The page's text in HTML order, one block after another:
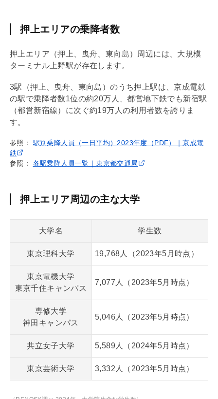
押上エリアの乗降者数
押上エリア（押上、曳舟、東向島）周辺には、大規模
ターミナル上野駅が存在します。
3駅（押上、曳舟、東向島）のうち押上駅は、京成電鉄
の駅で乗降者数1位の約20万人、都営地下鉄でも新宿駅
（都営新宿線）に次ぐ約19万人の利用者数を誇りま
す。
参照： 駅別乗降人員（一日平均）2023年度（PDF）｜京成電
鉄
参照： 各駅乗降人員一覧｜東京都交通局
押上エリア周辺の主な大学
大学名 学生数
東京理科大学 19,768人（2023年5月時点）
東京電機大学
東京千住キャンパス
7,077人（2023年5月時点）
専修大学
神田キャンパス
5,046人（2023年5月時点）
共立女子大学 5,589人（2024年5月時点）
東京芸術大学 3,332人（2023年5月時点）